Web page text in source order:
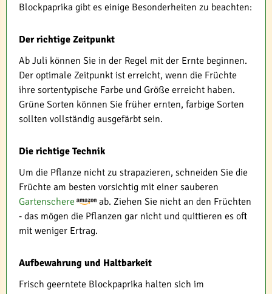
Blockpaprika gibt es einige Besonderheiten zu beachten:
Der richtige Zeitpunkt
Ab Juli können Sie in der Regel mit der Ernte beginnen.
Der optimale Zeitpunkt ist erreicht, wenn die Früchte
ihre sortentypische Farbe und Größe erreicht haben.
Grüne Sorten können Sie früher ernten, farbige Sorten
sollten vollständig ausgefärbt sein.
Die richtige Technik
Um die Pflanze nicht zu strapazieren, schneiden Sie die
Früchte am besten vorsichtig mit einer sauberen
Gartenschere
ab. Ziehen Sie nicht an den Früchten
- das mögen die Pflanzen gar nicht und quittieren es oft
mit weniger Ertrag.
Aufbewahrung und Haltbarkeit
Frisch geerntete Blockpaprika halten sich im